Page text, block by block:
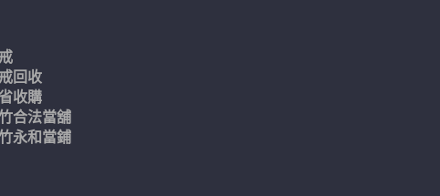
回收
收購
合法當舖
永和當鋪